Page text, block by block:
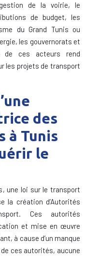
de la voirie, le
de budget, les
du Grand Tunis ou
les gouvernorats et
de ces acteurs rend
les projets de transport
des
à Tunis
le
une loi sur le transport
la création d’Autorités
Ces autorités
et mise en œuvre
à cause d’un manque
ces autorités, aucune